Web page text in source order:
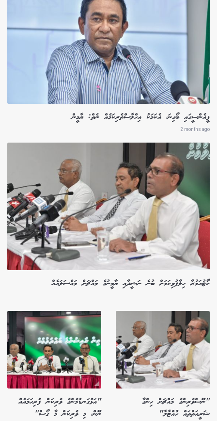
ޕީއެންސީގައި ބޯގިނަ، އެކަމަކު އިހްލާސްތެރިކަމެއް ނެތް: ޔާމީން
2 months ago
ކޯޓުއަމުރާ ހިލާފުވިކަމަށް ބުނެ ނަޝީދާއި ޔާމީނުގެ މައްޗަށް މައްސަލައެއް
"ނޫސްވެރިންގެ މައްޗަށް ހިންގާ
ޝަރީއަތްތައް ހުއްޓާލާ"
"އަޅުގަނޑުމެންގެ ވެރިކަން ފުރިހަމައެއް
ނޫން، މި ވެރިކަން މާ ގޯސް"